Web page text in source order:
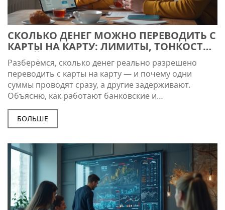
СКОЛЬКО ДЕНЕГ МОЖНО ПЕРЕВОДИТЬ С
КАРТЫ НА КАРТУ: ЛИМИТЫ, ТОНКОСТИ
И ЛАЙФХАКИ
Разберёмся, сколько денег реально разрешено
переводить с карты на карту — и почему одни
суммы проводят сразу, а другие задерживают.
Объясню, как работают банковские и
государственные лимиты, какие комиссии
скрываются за крупными переводами и как
избежать проблем с блокировкой. Расскажу про
системами — СБП, мобильные приложения, карты
разных платёжных систем. Дам советы, как
перевести сумму больше лимита и не нарваться на
вопросы службы безопасности. Всё просто, без
воды и сложных терминов.
БОЛЬШЕ